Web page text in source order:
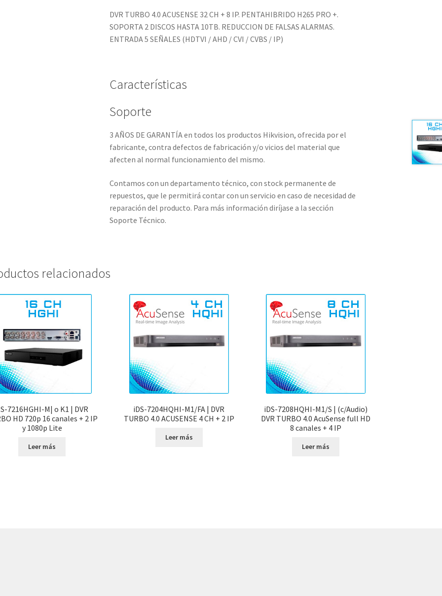
DVR TURBO 4.0 ACUSENSE 32 CH + 8 IP. PENTAHIBRIDO H265 PRO +.
SOPORTA 2 DISCOS HASTA 10TB. REDUCCION DE FALSAS ALARMAS.
ENTRADA 5 SEÑALES (HDTVI / AHD / CVI / CVBS / IP)
Características
Soporte
3 AÑOS DE GARANTÍA en todos los productos Hikvision, ofrecida por el
fabricante, contra defectos de fabricación y/o vicios del material que
afecten al normal funcionamiento del mismo.
Contamos con un departamento técnico, con stock permanente de
repuestos, que le permitirá contar con un servicio en caso de necesidad de
reparación del producto. Para más información diríjase a la sección
Soporte Técnico.
relacionados
7216HGHI-M| o K1 | DVR
HD 720p 16 canales + 2 IP
y 1080p Lite
Leer más
iDS-7204HQHI-M1/FA | DVR
TURBO 4.0 ACUSENSE 4 CH + 2 IP
Leer más
iDS-7208HQHI-M1/S | (c/Audio)
DVR TURBO 4.0 AcuSense full HD
8 canales + 4 IP
Leer más